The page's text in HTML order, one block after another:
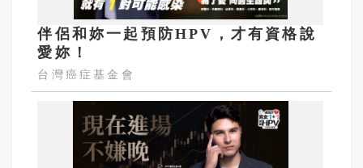
伴侶和妳一起預防HPV，才有資格說
愛妳！
台灣癌症基金會